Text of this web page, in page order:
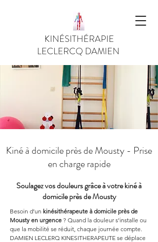
KINÉSITHÉRAPIE
LECLERCQ DAMIEN
Kiné à domicile près de Mousty - Prise
en charge rapide
Soulagez vos douleurs grâce à votre kiné à
domicile près de Mousty
Besoin d’un kinésithérapeute à domicile près de
Mousty en urgence ? Quand la douleur s’installe ou
que la mobilité se réduit, chaque journée compte.
DAMIEN LECLERQ KINESITHERAPEUTE se déplace